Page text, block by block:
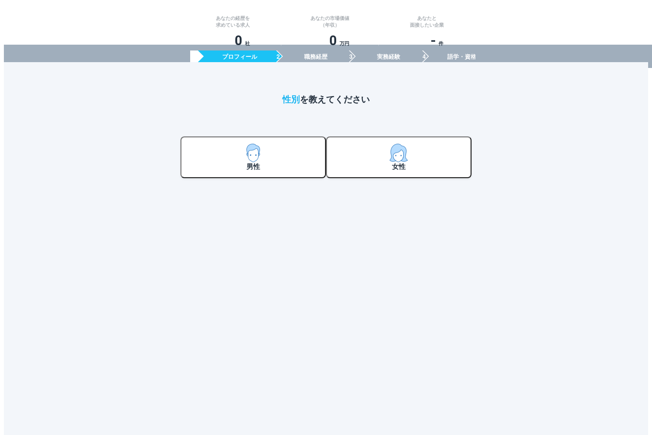
あなたの経歴を
求めている求人
0 社
あなたの市場価値
（年収）
0 万円
あなたと
面接したい企業
- 件
プロフィール 職務経歴 実務経験 語学・資格
性別を教えてください
男性 女性